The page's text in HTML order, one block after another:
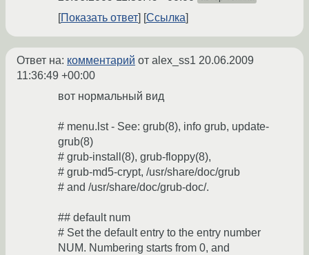
Показать ответ Ссылка
Ответ на: комментарий от alex_ss1 20.06.2009
11:36:49 +00:00
вот нормальный вид
# menu.lst - See: grub(8), info grub, update-
grub(8)
# grub-install(8), grub-floppy(8),
# grub-md5-crypt, /usr/share/doc/grub
# and /usr/share/doc/grub-doc/.
## default num
# Set the default entry to the entry number
NUM. Numbering starts from 0, and